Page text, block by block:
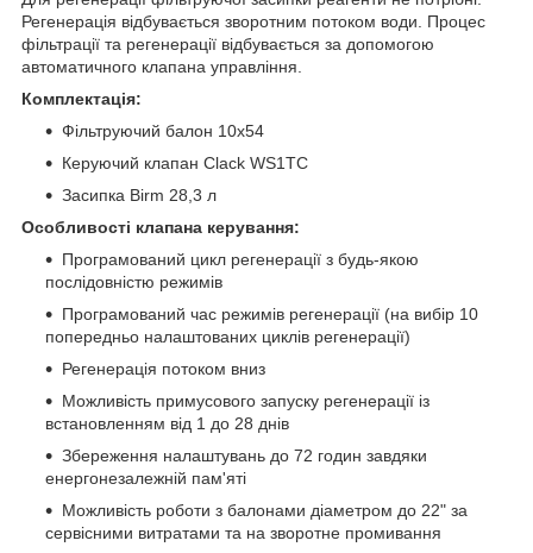
Регенерація відбувається зворотним потоком води. Процес
фільтрації та регенерації відбувається за допомогою
автоматичного клапана управління.
Комплектація:
Фільтруючий балон 10х54
Керуючий клапан Clack WS1ТС
Засипка Birm 28,3 л
Особливості клапана керування:
Програмований цикл регенерації з будь-якою
послідовністю режимів
Програмований час режимів регенерації (на вибір 10
попередньо налаштованих циклів регенерації)
Регенерація потоком вниз
Можливість примусового запуску регенерації із
встановленням від 1 до 28 днів
Збереження налаштувань до 72 годин завдяки
енергонезалежній пам'яті
Можливість роботи з балонами діаметром до 22" за
сервісними витратами та на зворотне промивання